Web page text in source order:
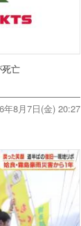
亡
年8月7日(金) 20:27